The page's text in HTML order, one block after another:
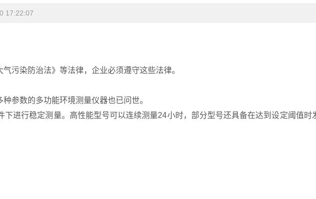
17:22:07
污染防治法》等法律，企业必须遵守这些法律。
参数的多功能环境测量仪器也已问世。
进行稳定测量。高性能型号可以连续测量24小时，部分型号还具备在达到设定阈值时